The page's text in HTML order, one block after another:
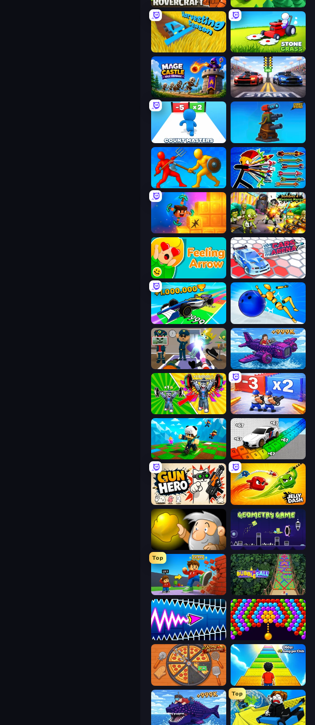
Rovercraft Lumber Harvest: Tree Cutting Game
Harvesting Season Stone Grass: Mowing Simulator
Mage Castle Idle Defense Street Racer 2
Furry Road
Epic Sword Battle! Fight in Arena Archer Ragdoll Masters
Merge & Dig! Zombies 4 Weapon Merge
Feeling Arrow Cars Arena
Obby Car Challenge: Drive Playground Man! Ragdoll Show!
Find The Alien Obby Plane Power Challenge: Fly
Obby: Gym Simulator, Escape Battle Brigade
Robby: Many Games
Gun Hero: Cat Survival Jelly Dash
Gold Miner Geometry Game
Top
Obby: +1 Click Wall Breaker Bubble Fall
Wave Dash: Geometry Arrow Bubble Story
Ring Restaurant Obby: +1 Jump per Click
Top